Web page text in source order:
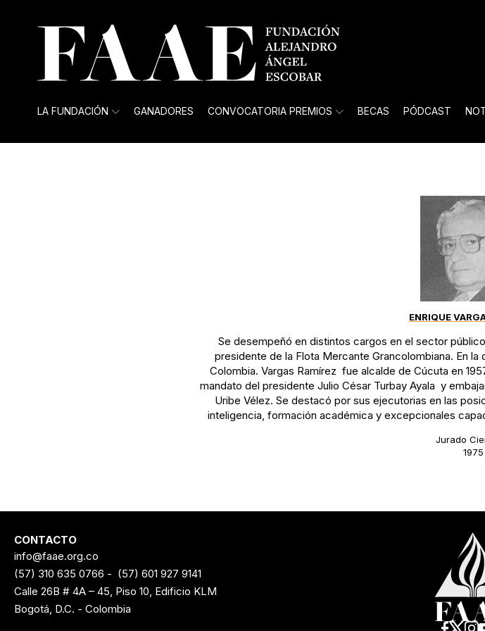
LA FUNDACIÓN GANADORES CONVOCATORIA PREMIOS BECAS PÓDCAST
ENRIQUE
Se desempeñó en distintos cargos en el sector
presidente de la Flota Mercante Grancolombiana. En
Colombia. Vargas Ramírez fue alcalde de Cúcuta en
mandato del presidente Julio César Turbay Ayala y
Uribe Vélez. Se destacó por sus ejecutorias en las
inteligencia, formación académica y excepcionales
Jurado
1975
CONTACTO
info@faae.org.co
(57) 310 635 0766 - (57) 601 927 9141
Calle 26B # 4A – 45, Piso 10, Edificio KLM
Bogotá, D.C. - Colombia